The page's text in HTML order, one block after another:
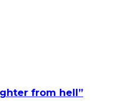
from hell”